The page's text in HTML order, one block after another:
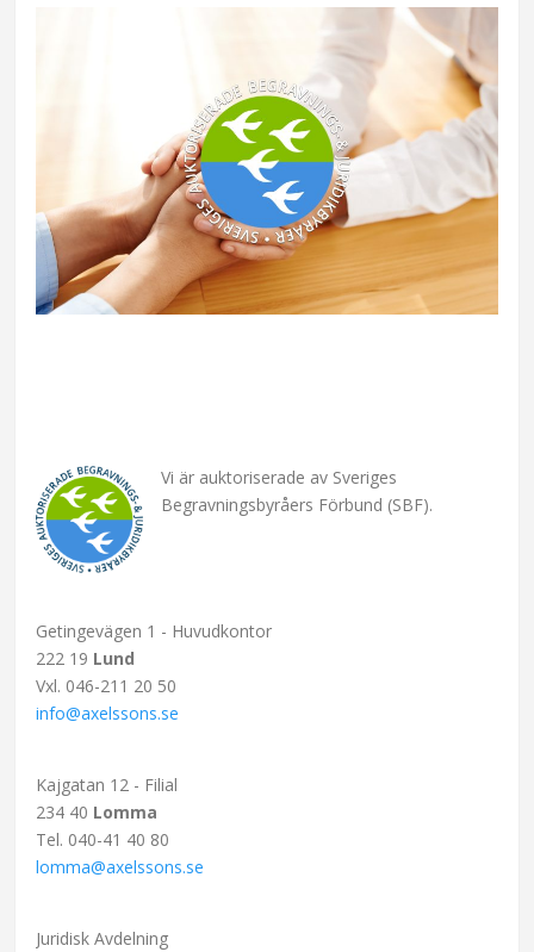
Vi är auktoriserade av Sveriges
Begravningsbyråers Förbund (SBF).
Getingevägen 1 - Huvudkontor
222 19 Lund
Vxl. 046-211 20 50
info@axelssons.se
Kajgatan 12 - Filial
234 40 Lomma
Tel. 040-41 40 80
lomma@axelssons.se
Juridisk Avdelning